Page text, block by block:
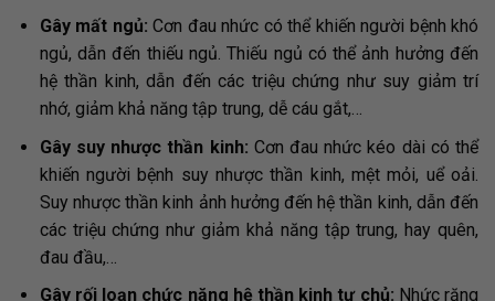
Gây mất ngủ: Cơn đau nhức có thể khiến người bệnh khó
ngủ, dẫn đến thiếu ngủ. Thiếu ngủ có thể ảnh hưởng đến
hệ thần kinh, dẫn đến các triệu chứng như suy giảm trí
nhớ, giảm khả năng tập trung, dễ cáu gắt,…
Gây suy nhược thần kinh: Cơn đau nhức kéo dài có thể
khiến người bệnh suy nhược thần kinh, mệt mỏi, uể oải.
Suy nhược thần kinh ảnh hưởng đến hệ thần kinh, dẫn đến
các triệu chứng như giảm khả năng tập trung, hay quên,
đau đầu,…
Gây rối loạn chức năng hệ thần kinh tự chủ: Nhức răng